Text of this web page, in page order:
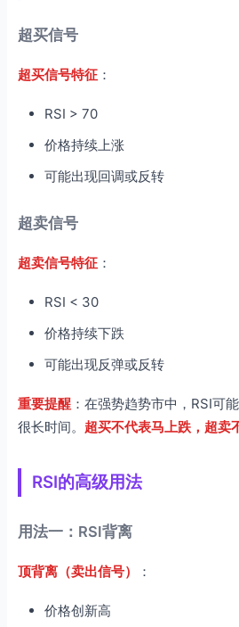
超买信号
超买信号特征 ：
RSI > 70
价格持续上涨
可能出现回调或反转
超卖信号
超卖信号特征 ：
RSI < 30
价格持续下跌
可能出现反弹或反转
重要提醒 ：在强势趋势市中，RSI可
很长时间。 超买不代表马上跌，超卖
RSI的高级用法
用法一：RSI背离
顶背离（卖出信号） ：
价格创新高